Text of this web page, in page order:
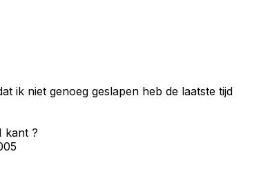
ik niet genoeg geslapen heb de laatste tijd
kant ?